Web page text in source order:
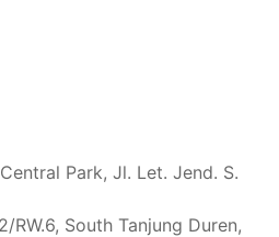
Park, Jl. Let. Jend. S.
RW.6, South Tanjung Duren,